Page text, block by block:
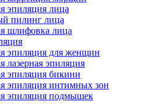
эпиляция лица
пилинг лица
шлифовка лица
эпиляция для женщин
лазерная эпиляция
эпиляция бикини
эпиляция интимных зон
эпиляция подмышек